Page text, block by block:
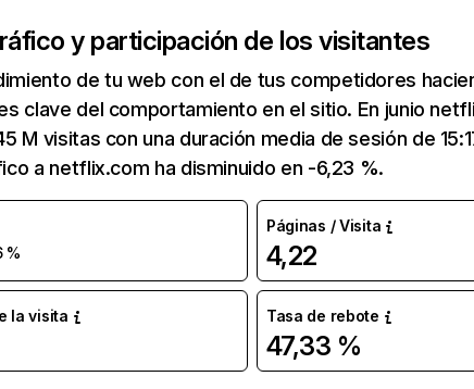
y participación de los visitantes
de tu web con el de tus competidores
clave del comportamiento en el sitio. En junio
M visitas con una duración media de sesión de
a netflix.com ha disminuido en -6,23 %.
%
Páginas / Visita
4,22
la visita Tasa de rebote
47,33 %